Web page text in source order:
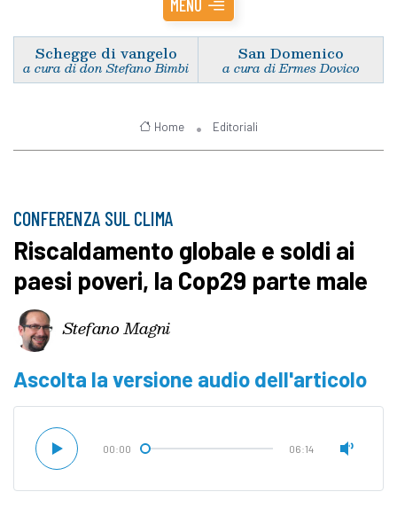
MENU
Schegge di vangelo
a cura di don Stefano Bimbi
San Domenico
a cura di Ermes Dovico
Home Editoriali
CONFERENZA SUL CLIMA
Riscaldamento globale e soldi ai
paesi poveri, la Cop29 parte male
Stefano Magni
Ascolta la versione audio dell'articolo
00:00 06:14